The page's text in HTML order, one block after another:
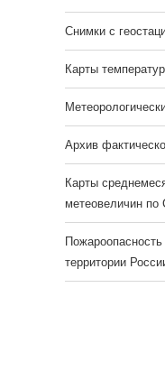
Cнимки с
Карты
Архив
Карты
метеовеличин
территории